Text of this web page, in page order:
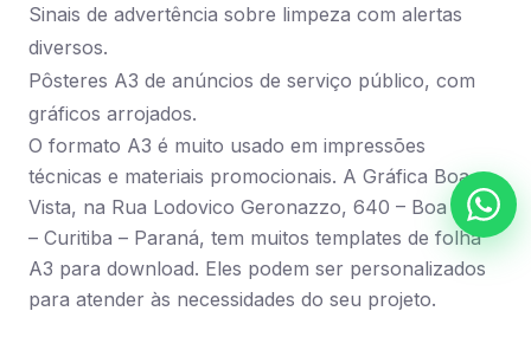
Sinais de advertência sobre limpeza com alertas
diversos.
Pôsteres A3 de anúncios de serviço público, com
gráficos arrojados.
O formato A3 é muito usado em impressões
técnicas e materiais promocionais. A Gráfica Boa
Vista, na Rua Lodovico Geronazzo, 640 – Boa Vista
– Curitiba – Paraná, tem muitos templates de folha
A3 para download. Eles podem ser personalizados
para atender às necessidades do seu projeto.